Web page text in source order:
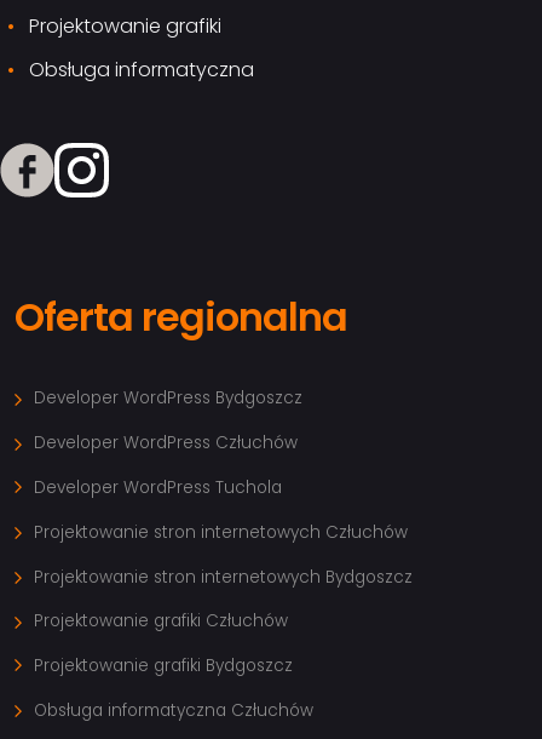
Projektowanie grafiki
Obsługa informatyczna
Oferta regionalna
Developer WordPress Bydgoszcz
Developer WordPress Człuchów
Developer WordPress Tuchola
Projektowanie stron internetowych Człuchów
Projektowanie stron internetowych Bydgoszcz
Projektowanie grafiki Człuchów
Projektowanie grafiki Bydgoszcz
Obsługa informatyczna Człuchów